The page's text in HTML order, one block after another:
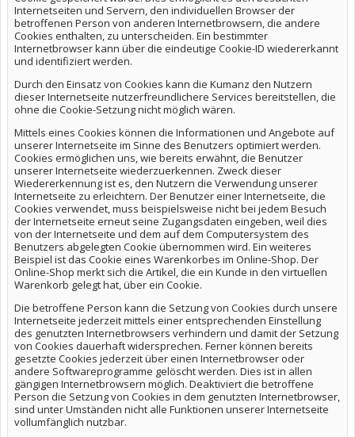
Internetseiten und Servern, den individuellen Browser der
betroffenen Person von anderen Internetbrowsern, die andere
Cookies enthalten, zu unterscheiden. Ein bestimmter
Internetbrowser kann über die eindeutige Cookie-ID wiedererkannt
und identifiziert werden.
Durch den Einsatz von Cookies kann die Kumanz den Nutzern
dieser Internetseite nutzerfreundlichere Services bereitstellen, die
ohne die Cookie-Setzung nicht möglich wären.
Mittels eines Cookies können die Informationen und Angebote auf
unserer Internetseite im Sinne des Benutzers optimiert werden.
Cookies ermöglichen uns, wie bereits erwähnt, die Benutzer
unserer Internetseite wiederzuerkennen. Zweck dieser
Wiedererkennung ist es, den Nutzern die Verwendung unserer
Internetseite zu erleichtern. Der Benutzer einer Internetseite, die
Cookies verwendet, muss beispielsweise nicht bei jedem Besuch
der Internetseite erneut seine Zugangsdaten eingeben, weil dies
von der Internetseite und dem auf dem Computersystem des
Benutzers abgelegten Cookie übernommen wird. Ein weiteres
Beispiel ist das Cookie eines Warenkorbes im Online-Shop. Der
Online-Shop merkt sich die Artikel, die ein Kunde in den virtuellen
Warenkorb gelegt hat, über ein Cookie.
Die betroffene Person kann die Setzung von Cookies durch unsere
Internetseite jederzeit mittels einer entsprechenden Einstellung
des genutzten Internetbrowsers verhindern und damit der Setzung
von Cookies dauerhaft widersprechen. Ferner können bereits
gesetzte Cookies jederzeit über einen Internetbrowser oder
andere Softwareprogramme gelöscht werden. Dies ist in allen
gängigen Internetbrowsern möglich. Deaktiviert die betroffene
Person die Setzung von Cookies in dem genutzten Internetbrowser,
sind unter Umständen nicht alle Funktionen unserer Internetseite
vollumfänglich nutzbar.